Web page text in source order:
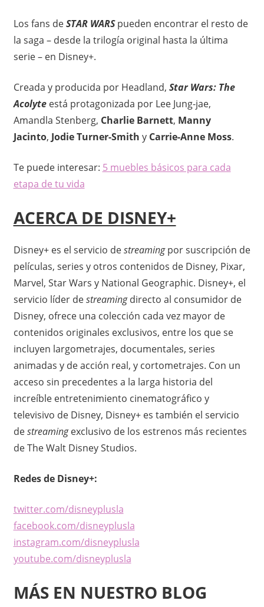
i
o
Los fans deSTAR WARSpueden encontrar el resto de
la saga – desde la trilogía original hasta la última
serie – en Disney+.
Creada y producida por Headland, Star Wars: The
Acolyteestá protagonizada por Lee Jung-jae,
Amandla Stenberg, Charlie Barnett, Manny
Jacinto, Jodie Turner-Smith y Carrie-Anne Moss.
Te puede interesar: 5 muebles básicos para cada
etapa de tu vida
ACERCA DE DISNEY+
Disney+ es el servicio destreamingpor suscripción de
películas, series y otros contenidos de Disney, Pixar,
Marvel, Star Wars y National Geographic. Disney+, el
servicio líder destreamingdirecto al consumidor de
Disney, ofrece una colección cada vez mayor de
contenidos originales exclusivos, entre los que se
incluyen largometrajes, documentales, series
animadas y de acción real, y cortometrajes. Con un
acceso sin precedentes a la larga historia del
increíble entretenimiento cinematográfico y
televisivo de Disney, Disney+ es también el servicio
destreamingexclusivo de los estrenos más recientes
de The Walt Disney Studios.
Redes de Disney+:
twitter.com/disneyplusla
facebook.com/disneyplusla
instagram.com/disneyplusla
youtube.com/disneyplusla
MÁS EN NUESTRO BLOG